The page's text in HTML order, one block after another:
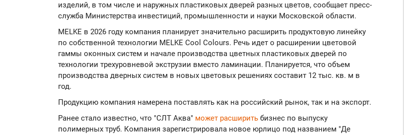
изделий, в том числе и наружных пластиковых дверей разных цветов, сообщает пресс-
служба Министерства инвестиций, промышленности и науки Московской области.
MELKE в 2026 году компания планирует значительно расширить продуктовую линейку
по собственной технологии MELKE Cool Colours. Речь идет о расширении цветовой
гаммы оконных систем и начале производства цветных пластиковых дверей по
технологии трехуровневой экструзии вместо ламинации. Планируется, что объем
производства дверных систем в новых цветовых решениях составит 12 тыс. кв. м в
год.
Продукцию компания намерена поставлять как на российский рынок, так и на экспорт.
Ранее стало известно, что "СЛТ Аква" может расширить бизнес по выпуску
полимерных труб. Компания зарегистрировала новое юрлицо под названием "Де